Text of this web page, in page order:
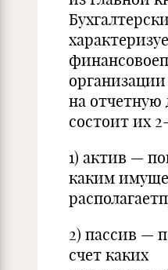
на отчетную
состоит их
1) актив —
каким
2) пассив —
счет каких